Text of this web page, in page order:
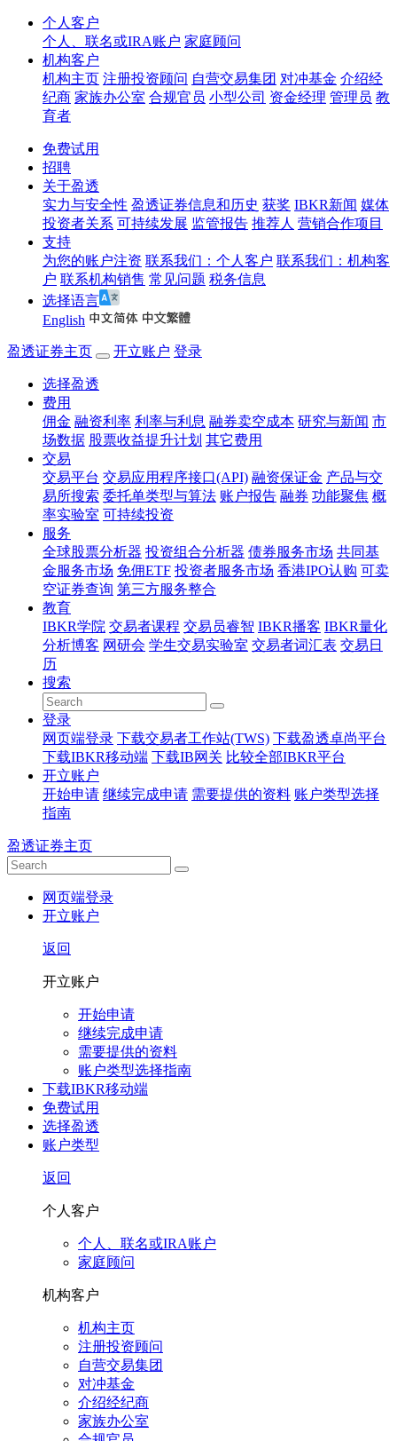
个人客户
个人、联名或IRA账户 家庭顾问
机构客户
机构主页 注册投资顾问 自营交易集团 对冲基金 介绍经
纪商 家族办公室 合规官员 小型公司 资金经理 管理员 教
育者
免费试用
招聘
关于盈透
实力与安全性 盈透证券信息和历史 获奖 IBKR新闻 媒体
投资者关系 可持续发展 监管报告 推荐人 营销合作项目
支持
为您的账户注资 联系我们：个人客户 联系我们：机构客
户 联系机构销售 常见问题 税务信息
选择语言
English
盈透证券主页 开立账户 登录
选择盈透
费用
佣金 融资利率 利率与利息 融券卖空成本 研究与新闻 市
场数据 股票收益提升计划 其它费用
交易
交易平台 交易应用程序接口(API) 融资保证金 产品与交
易所搜索 委托单类型与算法 账户报告 融券 功能聚焦 概
率实验室 可持续投资
服务
全球股票分析器 投资组合分析器 债券服务市场 共同基
金服务市场 免佣ETF 投资者服务市场 香港IPO认购 可卖
空证券查询 第三方服务整合
教育
IBKR学院 交易者课程 交易员睿智 IBKR播客 IBKR量化
分析博客 网研会 学生交易实验室 交易者词汇表 交易日
历
搜索
登录
网页端登录 下载交易者工作站(TWS) 下载盈透卓尚平台
下载IBKR移动端 下载IB网关 比较全部IBKR平台
开立账户
开始申请 继续完成申请 需要提供的资料 账户类型选择
指南
盈透证券主页
网页端登录
开立账户
返回
开立账户
开始申请
继续完成申请
需要提供的资料
账户类型选择指南
下载IBKR移动端
免费试用
选择盈透
账户类型
返回
个人客户
个人、联名或IRA账户
家庭顾问
机构客户
机构主页
注册投资顾问
自营交易集团
对冲基金
介绍经纪商
家族办公室